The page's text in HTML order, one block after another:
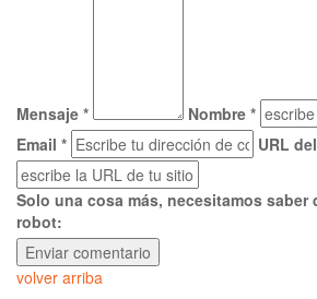
Mensaje *
Nombre *
Email *
URL
Solo una cosa más, necesitamos saber
robot:
volver arriba